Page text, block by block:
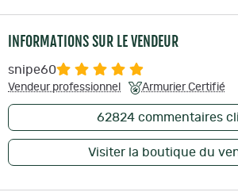
INFORMATIONS SUR LE VENDEUR
snipe60
Vendeur professionnel Armurier Certifié
62824commentaires
Visiter la boutique du